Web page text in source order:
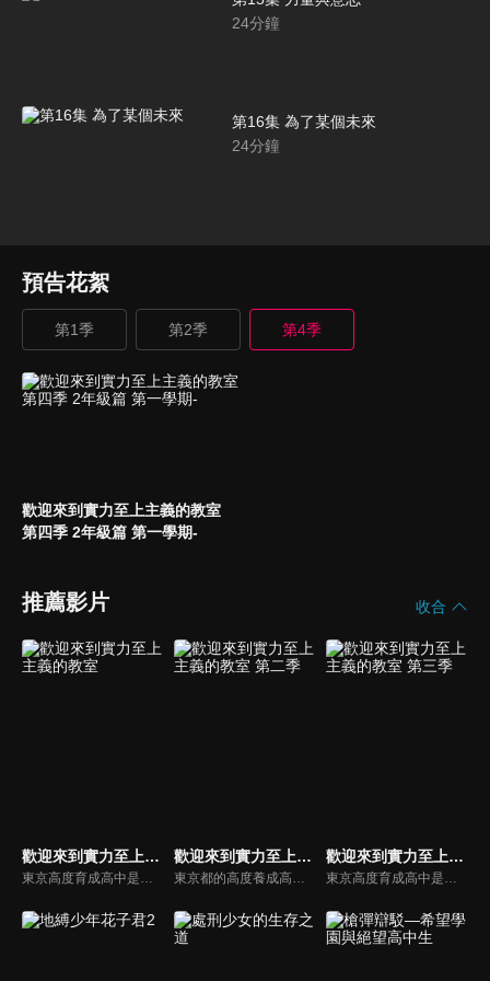
24分鐘
第16集 為了某個未來
24分鐘
預告花絮
第1季 第2季 第4季
歡迎來到實力至上主義的教室
第四季 2年級篇 第一學期-
推薦影片 收合
歡迎來到實力至上主義的教室
東京高度育成高中是一所標榜升學率、就業率百分之百的學校。然而作風與實力至上主義的招牌完全相反，完全放任學生自甘墮落，直到他們發現學校系統機制的真相，而被打入絕望的深淵…！最底層的D班聚集了一堆成績落後的學生，在絕望的困境中，這些少男少女最後找到的答案會是什麼呢？
歡迎來到實力至上主義的教室 第二季
東京都的高度養成高中，那是一所徹底標榜實力至上，號稱升學率、就業率百分之百的學校。然而，入學被分到1年D班的綾小路清隆，但學校的作風與實力至上主義的招牌完全相反，只發生與十萬圓現金等值的點數給學生，在課業或生活態度上，完全採取放任主義。班上的同學在夢幻般的高中生活中，過著不斷散財、自甘墮落的日子，但是，沒多久就發現學校系統機制的真相，而被打入絕望的深淵……！D班聚集了一堆成績落後的學生，這些少男少女最後找到的答案是什麼呢？是世界的矛盾嗎？還是正當的實力社會？
歡迎來到實力至上主義的教室 第三季
東京高度育成高中是一所標榜升學率、就業率百分之百的學校。然而作風與實力至上主義的招牌完全相反，完全放任學生自甘墮落，直到他們發現學校系統機制的真相，而被打入絕望的深淵…！最底層的D班聚集了一堆成績落後的學生，在絕望的困境中，這些少男少女最後找到的答案會是什麼呢？